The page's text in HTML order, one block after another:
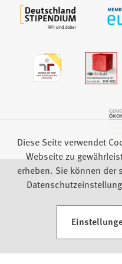
Impressum
Diese Seite verwendet
Webseite zu
erheben. Sie können der
(Öffnet in einem neuen Tab)